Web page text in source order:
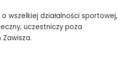
wszelkiej działalności sportowej,
uczestniczy poza
Zawisza.